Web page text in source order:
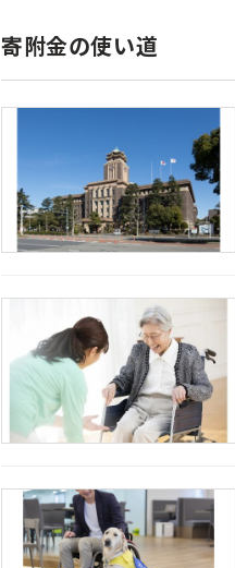
寄附金の使い道